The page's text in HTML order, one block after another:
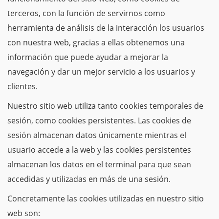
terceros, con la función de servirnos como
herramienta de análisis de la interacción los usuarios
con nuestra web, gracias a ellas obtenemos una
información que puede ayudar a mejorar la
navegación y dar un mejor servicio a los usuarios y
clientes.
Nuestro sitio web utiliza tanto cookies temporales de
sesión, como cookies persistentes. Las cookies de
sesión almacenan datos únicamente mientras el
usuario accede a la web y las cookies persistentes
almacenan los datos en el terminal para que sean
accedidas y utilizadas en más de una sesión.
Concretamente las cookies utilizadas en nuestro sitio
web son: